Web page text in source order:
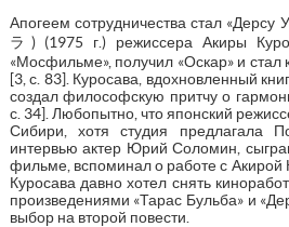
Апогеем сотрудничества стал «Дерсу
ラ) (1975 г.) режиссера Акиры
«Мосфильме», получил «Оскар» и стал
[3, с. 83]. Куросава, вдохновленный
создал философскую притчу о
с. 34]. Любопытно, что японский
Сибири, хотя студия предлагала
интервью актер Юрий Соломин,
фильме, вспоминал о работе с Акирой
Куросава давно хотел снять
произведениями «Тарас Бульба» и
выбор на второй повести.